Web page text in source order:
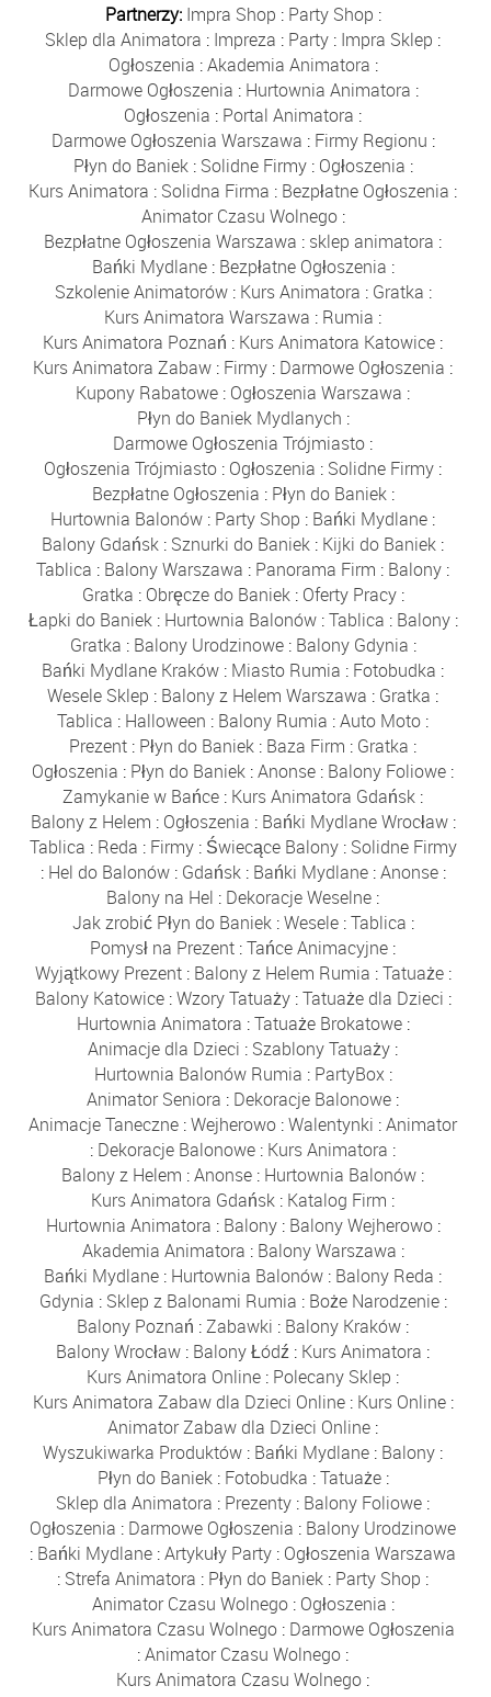
Partnerzy: Impra Shop : Party Shop :
Sklep dla Animatora : Impreza : Party : Impra Sklep :
Ogłoszenia :Akademia Animatora :
Darmowe Ogłoszenia : Hurtownia Animatora :
Ogłoszenia : Portal Animatora :
Darmowe Ogłoszenia Warszawa : Firmy Regionu :
Płyn do Baniek: Solidne Firmy: Ogłoszenia :
Kurs Animatora : Solidna Firma : Bezpłatne Ogłoszenia :
Animator Czasu Wolnego:
Bezpłatne Ogłoszenia Warszawa : sklep animatora :
Bańki Mydlane: Bezpłatne Ogłoszenia :
Szkolenie Animatorów: Kurs Animatora : Gratka :
Kurs Animatora Warszawa : Rumia :
Kurs Animatora Poznań : Kurs Animatora Katowice :
Kurs Animatora Zabaw : Firmy : Darmowe Ogłoszenia :
Kupony Rabatowe : Ogłoszenia Warszawa :
Płyn do Baniek Mydlanych :
Darmowe Ogłoszenia Trójmiasto :
Ogłoszenia Trójmiasto : Ogłoszenia : Solidne Firmy :
Bezpłatne Ogłoszenia : Płyn do Baniek:
Hurtownia Balonów : Party Shop : Bańki Mydlane :
Balony Gdańsk : Sznurki do Baniek : Kijki do Baniek :
Tablica : Balony Warszawa : Panorama Firm : Balony :
Gratka : Obręcze do Baniek: Oferty Pracy:
Łapki do Baniek: Hurtownia Balonów:Tablica : Balony:
Gratka : Balony Urodzinowe: Balony Gdynia :
Bańki Mydlane Kraków : Miasto Rumia : Fotobudka :
Wesele Sklep : Balony z Helem Warszawa : Gratka :
Tablica : Halloween : Balony Rumia :Auto Moto :
Prezent : Płyn do Baniek : Baza Firm : Gratka :
Ogłoszenia : Płyn do Baniek :Anonse : Balony Foliowe :
Zamykanie w Bańce : Kurs Animatora Gdańsk :
Balony z Helem : Ogłoszenia : Bańki Mydlane Wrocław:
Tablica : Reda : Firmy: Świecące Balony: Solidne Firmy
: Hel do Balonów: Gdańsk: Bańki Mydlane:Anonse:
Balony na Hel : Dekoracje Weselne :
Jak zrobić Płyn do Baniek:Wesele:Tablica :
Pomysł na Prezent :Tańce Animacyjne :
Wyjątkowy Prezent: Balony z Helem Rumia :Tatuaże:
Balony Katowice:Wzory Tatuaży:Tatuaże dla Dzieci :
Hurtownia Animatora :Tatuaże Brokatowe:
Animacje dla Dzieci : Szablony Tatuaży :
Hurtownia Balonów Rumia : PartyBox:
Animator Seniora : Dekoracje Balonowe :
Animacje Taneczne :Wejherowo :Walentynki :Animator
: Dekoracje Balonowe : Kurs Animatora :
Balony z Helem :Anonse : Hurtownia Balonów :
Kurs Animatora Gdańsk : Katalog Firm :
Hurtownia Animatora : Balony: Balony Wejherowo:
Akademia Animatora : Balony Warszawa :
Bańki Mydlane : Hurtownia Balonów : Balony Reda :
Gdynia : Sklep z Balonami Rumia : Boże Narodzenie:
Balony Poznań :Zabawki : Balony Kraków :
Balony Wrocław : Balony Łódź : Kurs Animatora :
Kurs Animatora Online : Polecany Sklep :
Kurs Animatora Zabaw dla Dzieci Online: Kurs Online:
Animator Zabaw dla Dzieci Online :
Wyszukiwarka Produktów : Bańki Mydlane : Balony :
Płyn do Baniek: Fotobudka :Tatuaże:
Sklep dla Animatora : Prezenty : Balony Foliowe :
Ogłoszenia : Darmowe Ogłoszenia : Balony Urodzinowe
: Bańki Mydlane :Artykuły Party : Ogłoszenia Warszawa
: Strefa Animatora : Płyn do Baniek : Party Shop :
Animator Czasu Wolnego: Ogłoszenia :
Kurs Animatora Czasu Wolnego: Darmowe Ogłoszenia
:Animator Czasu Wolnego :
Kurs Animatora Czasu Wolnego :